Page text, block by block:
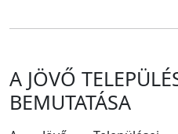
A JÖVŐ
BEMUTATÁSA